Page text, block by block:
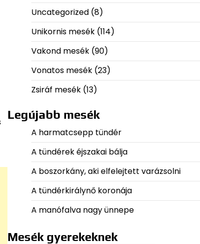
Uncategorized(8)
Unikornis mesék(114)
Vakond mesék(90)
Vonatos mesék(23)
Zsiráf mesék(13)
Legújabb mesék
A harmatcsepp tündér
A tündérek éjszakai bálja
A boszorkány, aki elfelejtett varázsolni
A tündérkirálynő koronája
A manófalva nagy ünnepe
Mesék gyerekeknek